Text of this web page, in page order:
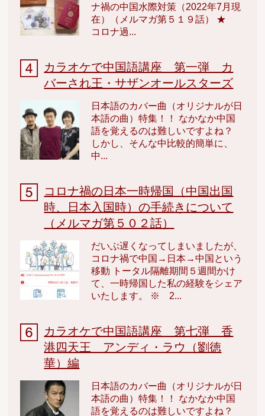
ナ禍の中国水際対策（2022年7月現
在）（メルマガ第５１９話） ★
コロナ過...
カラオケで中国語講座 第一弾 カ
バーされ王・サザンオールスターズ
日本語のカバー曲（オリジナルが日
本語の曲）特集！！ なかなか中国
語を覚えるのは難しいですよね？
しかし、そんな中比較的簡単に、
中...
コロナ禍の日本一時帰国（中国出国
時、日本入国時）の手続きについて
（メルマガ第５０２話）
だいぶ遅くなってしまいましたが、
コロナ禍で中国→日本→中国という
移動 トータル隔離期間５週間かけ
て、一時帰国した私の経験をシェア
いたします。 ※ 2...
カラオケで中国語講座 第七弾 香
港四天王 アンディ・ラウ（劉徳
華）編
日本語のカバー曲（オリジナルが日
本語の曲）特集！！ なかなか中国
語を覚えるのは難しいですよね？